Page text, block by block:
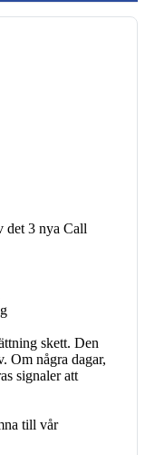
det 3 nya Call
skett. Den
Om några dagar,
signaler att
till vår